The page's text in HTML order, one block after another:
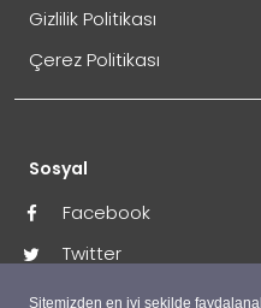
Sitemizden en iyi şekilde
Gizlilik Politikası
Çerez Politikası
Sosyal
Facebook
Twitter
İnstagram